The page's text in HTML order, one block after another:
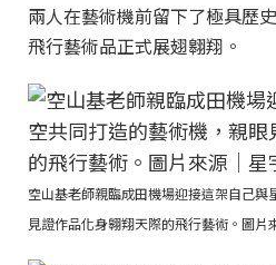
兩人在藝術機前留下了極具歷
飛行藝術品正式展翅翱翔。
空山基老師親臨成田機場迎接這架自己
見證作品化身翱翔天際的飛行藝術。圖片